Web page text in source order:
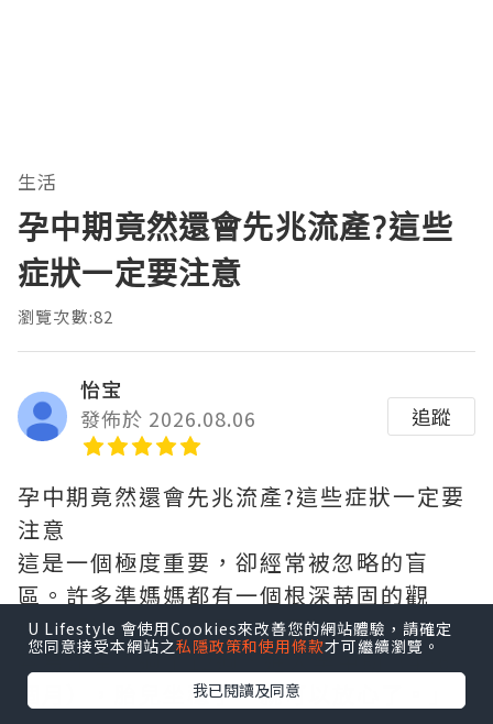
生活
孕中期竟然還會先兆流產?這些
症狀一定要注意
瀏覽次數:82
怡宝
發佈於 2026.08.06
追蹤
孕中期竟然還會先兆流產?這些症狀一定要
注意
這是一個極度重要，卻經常被忽略的盲
區。許多準媽媽都有一個根深蒂固的觀
念：「懷孕前三個月（孕早期）不穩定，
容易流產；過了12週，進入孕中期（4~6
個月），胎兒坐穩了，就可以放心了。」
U Lifestyle 會使用Cookies來改善您的網站體驗，請確定
您同意接受本網站之私隱政策和使用條款才可繼續瀏覽。
我已閱讀及同意